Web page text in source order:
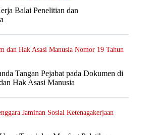
Balai Penelitian dan
dan Hak Asasi Manusia Nomor 19 Tahun
Tangan Pejabat pada Dokumen di
Hak Asasi Manusia
Jaminan Sosial Ketenagakerjaan